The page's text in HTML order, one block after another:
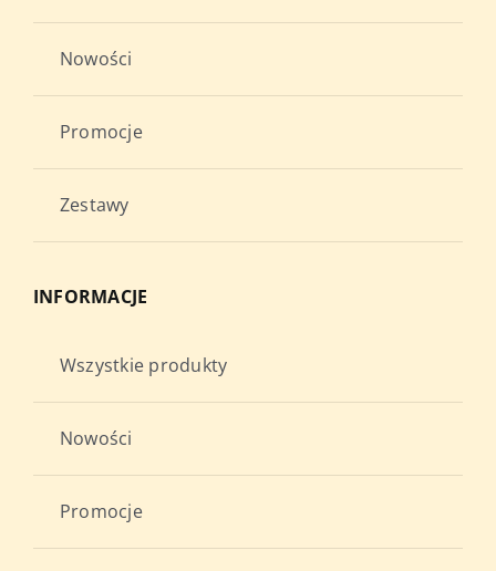
Nowości
Promocje
Zestawy
INFORMACJE
Wszystkie produkty
Nowości
Promocje